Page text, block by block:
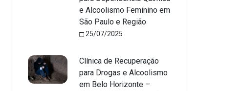
e Alcoolismo Feminino em
São Paulo e Região
25/07/2025
Clínica de Recuperação
para Drogas e Alcoolismo
em Belo Horizonte –